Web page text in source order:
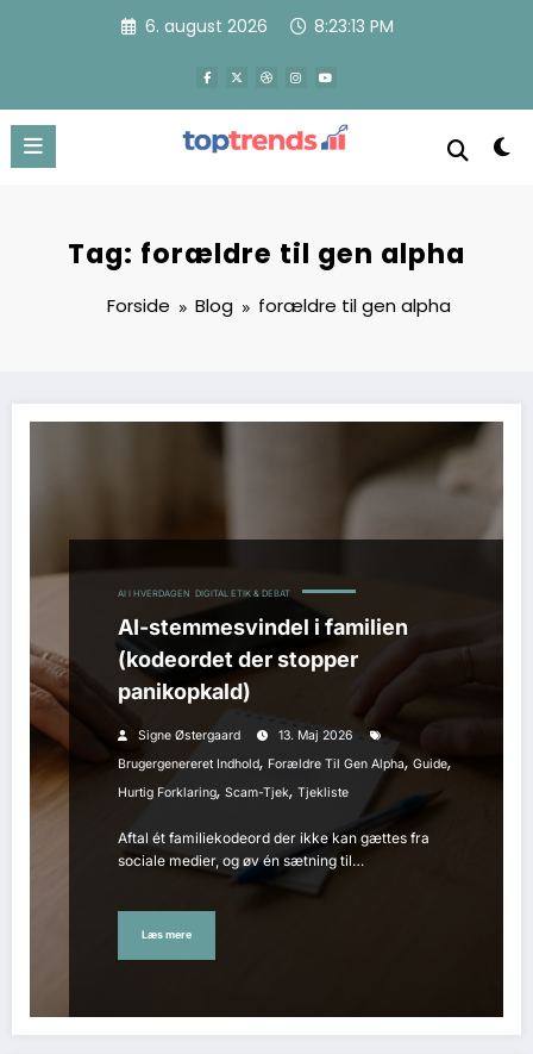
6. august 2026 8:23:13 PM
Tag: forældre til gen alpha
Forside Blog forældre til gen alpha
AI I HVERDAGEN DIGITAL ETIK & DEBAT
AI-stemmesvindel i familien
(kodeordet der stopper
panikopkald)
Signe Østergaard
13. Maj 2026
Brugergenereret Indhold, Forældre Til Gen Alpha, Guide,
Hurtig Forklaring, Scam-Tjek, Tjekliste
Aftal ét familiekodeord der ikke kan gættes fra
sociale medier, og øv én sætning til…
Læs mere